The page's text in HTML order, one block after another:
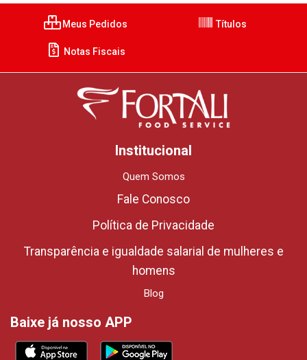
Meus Pedidos Títulos
Notas Fiscais
Institucional
Quem Somos
Fale Conosco
Política de Privacidade
Transparência e igualdade salarial de mulheres e
homens
Blog
Baixe já nosso APP